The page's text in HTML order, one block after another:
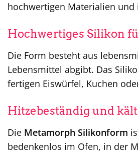
hochwertigen Materialien und
Hochwertiges Silikon
Die Form besteht aus
Lebensmittel abgibt. Das
fertigen Eiswürfel, Kuchen
Hitzebeständig und
Die Metamorph Silikonform
bedenkenlos im Ofen, in der